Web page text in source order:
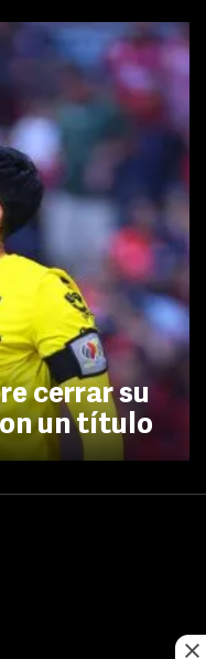
cerrar su
un título